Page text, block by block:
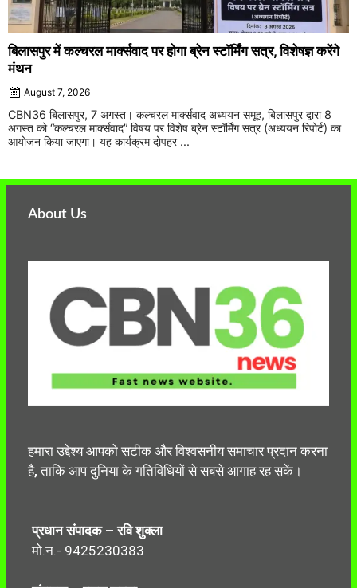
बिलासपुर में कल्चरल मार्क्सवाद पर होगा ब्रेन स्टॉर्मिंग सत्र, विशेषज्ञ करेंगे
मंथन
August 7, 2026
CBN36 बिलासपुर, 7 अगस्त। कल्चरल मार्क्सवाद अध्ययन समूह, बिलासपुर द्वारा 8
अगस्त को “कल्चरल मार्क्सवाद” विषय पर विशेष ब्रेन स्टॉर्मिंग सत्र (अध्ययन रिपोर्ट) का
आयोजन किया जाएगा। यह कार्यक्रम दोपहर ...
About Us
हमारा उद्देश्य आपको सटीक और विश्वसनीय समाचार प्रदान करना
है, ताकि आप दुनिया के गतिविधियों से सबसे आगाह रह सकें।
प्रधान संपादक – रवि शुक्ला
मो.न.- 9425230383